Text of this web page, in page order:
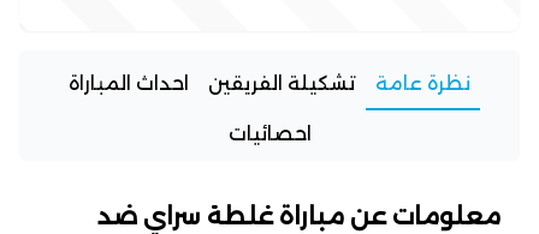
نظرة عامة تشكيلة الفريقين احداث المباراة
احصائيات
معلومات عن مباراة غلطة سراي ضد